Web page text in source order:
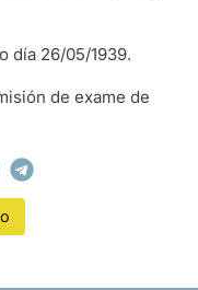
día 26/05/1939.
de exame de